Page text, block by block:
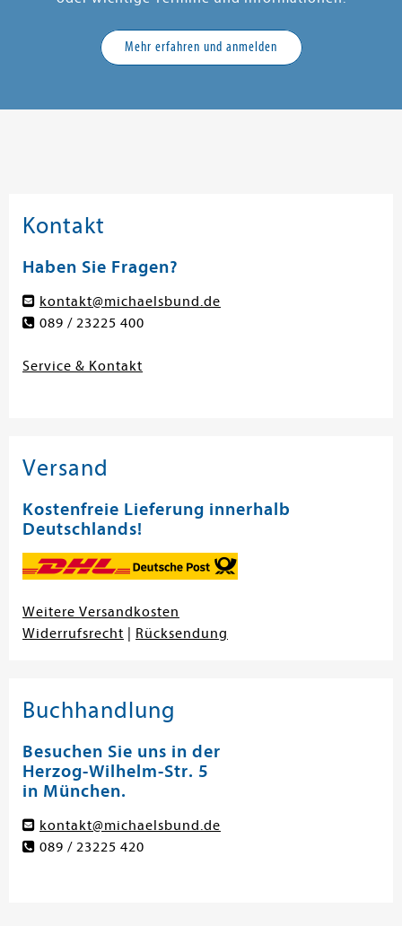
Mehr erfahren und anmelden
Kontakt
Haben Sie Fragen?
kontakt@michaelsbund.de
089 / 23225 400
Service & Kontakt
Versand
Kostenfreie Lieferung innerhalb
Deutschlands!
Weitere Versandkosten
Widerrufsrecht
Rücksendung
Buchhandlung
Besuchen Sie uns in der
Herzog-Wilhelm-Str. 5
in München.
kontakt@michaelsbund.de
089 / 23225 420